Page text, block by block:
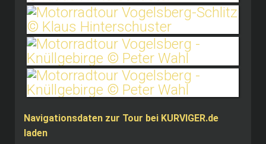
Navigationsdaten zur Tour bei KURVIGER.de
laden